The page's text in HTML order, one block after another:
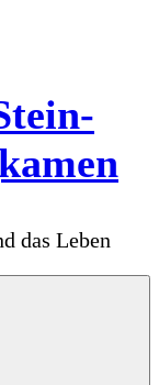
das Leben